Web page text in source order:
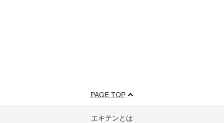
PAGE TOP
エキテンとは